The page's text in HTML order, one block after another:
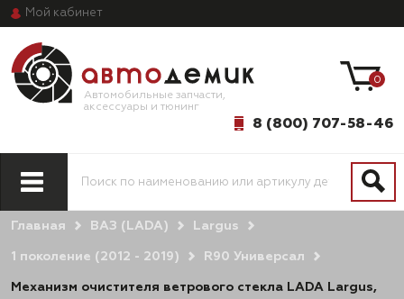
Мой кабинет
Автомобильные запчасти,
аксессуары и тюнинг
8 (800) 707-58-46
0
Главная ВАЗ (LADA) Largus
1 поколение (2012 - 2019) R90 Универсал
Механизм очистителя ветрового стекла LADA Largus,